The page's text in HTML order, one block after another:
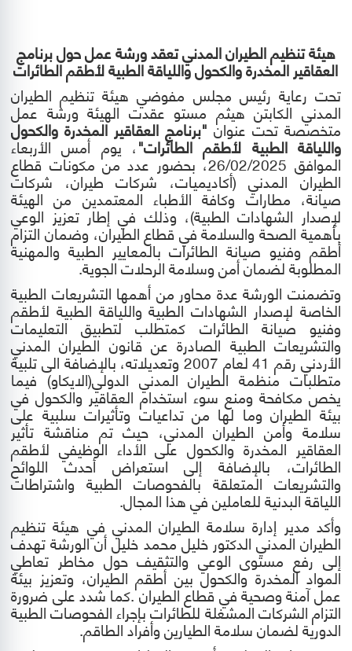
هيئة تنظيم الطيران المدني تعقد ورشة عمل حول برنامج
العقاقير المخدرة والكحول واللياقة الطبية لأطقم الطائرات
تحت رعاية رئيس مجلس مفوضي هيئة تنظيم الطيران
المدني الكابتن هيثم مستوعقدت الهيئة ورشة عمل
متخصصة تحت عنوان "برنامج العقاقير المخدرة والكحول
واللياقة الطبية لأطقم الطائرات"، يوم أمسالأربعاء
الموافق 26/02/2025، بحضور عدد من مكونات قطاع
الطيران المدني (أكاديميات، شركات طيران، شركات
صيانة، مطارات وكافة الأطباء المعتمدين من الهيئة
لإصدار الشهادات الطبية)، وذلك في إطار تعزيز الوعي
بأهمية الصحة والسلامة في قطاع الطيران، وضمان التزام
أطقم وفنيو صيانة الطائرات بالمعايير الطبية والمهنية
المطلوبة لضمان أمن وسلامة الرحلات الجوية.
وتضمنت الورشة عدة محاور من أهمها التشريعات الطبية
الخاصة لإصدار الشهادات الطبية واللياقة الطبية لأطقم
وفنيو صيانة الطائرات كمتطلب لتطبيق التعليمات
والتشريعات الطبية الصادرة عن قانون الطيران المدني
الأردني رقم 41 لعام 2007 وتعديلاته، بالإضافة الى تلبية
متطلبات منظمة الطيران المدني الدولي(الايكاو) فيما
يخص مكافحة ومنع سوء استخدام العقاقير والكحول في
بيئة الطيران وما لها من تداعيات وتأثيرات سلبية على
سلامة وأمن الطيران المدني، حيث تم مناقشة تأثير
العقاقير المخدرة والكحول على الأداء الوظيفي لأطقم
الطائرات، بالإضافة إلى استعراض أحدث اللوائح
والتشريعات المتعلقة بالفحوصات الطبية واشتراطات
اللياقة البدنية للعاملين في هذا المجال.
وأكد مدير إدارة سلامة الطيران المدني في هيئة تنظيم
الطيران المدني الدكتور خليلمحمد خليل أن الورشة تهدف
إلى رفع مستوى الوعي والتثقيف حول مخاطر تعاطي
المواد المخدرة والكحول بين أطقم الطيران، وتعزيز بيئة
عمل آمنة وصحية في قطاع الطيران.كما شدد على ضرورة
التزام الشركات المشغلة للطائرات بإجراء الفحوصات الطبية
الدورية لضمان سلامة الطيارين وأفراد الطاقم.